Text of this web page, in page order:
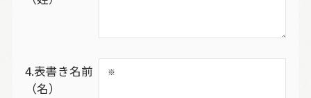
4.表書き名前
（名）